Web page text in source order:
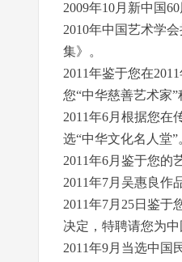
2009年10月新中国
2010年中国艺术学
集》。
2011年鉴于您在
您“中华慈善艺术家”
2011年6月根据您在
选“中华文化名人堂
2011年6月鉴于您的
2011年7月吴惠良作
2011年7月25日鉴
决定，特聘请您为
2011年9月当选中国